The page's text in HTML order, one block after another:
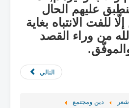
عليهم الحال
للفت الانتباه بغاية
من وراء القصد
التالي
شعر
دين ومجتمع